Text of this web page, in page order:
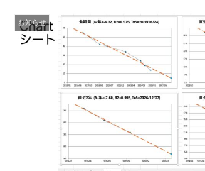
お知らせ